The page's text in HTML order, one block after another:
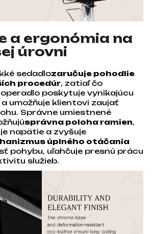
a ergonómia na
úrovni
sedadlozaručuje pohodlie
procedúr, zatiaľ čo
poskytuje vynikajúcu
umožňuje klientovi zaujať
Správne umiestnené
správna poloha ramien,
napätie a zvyšuje
úplného otáčania
pohybu, uľahčuje presnú prácu
služieb.